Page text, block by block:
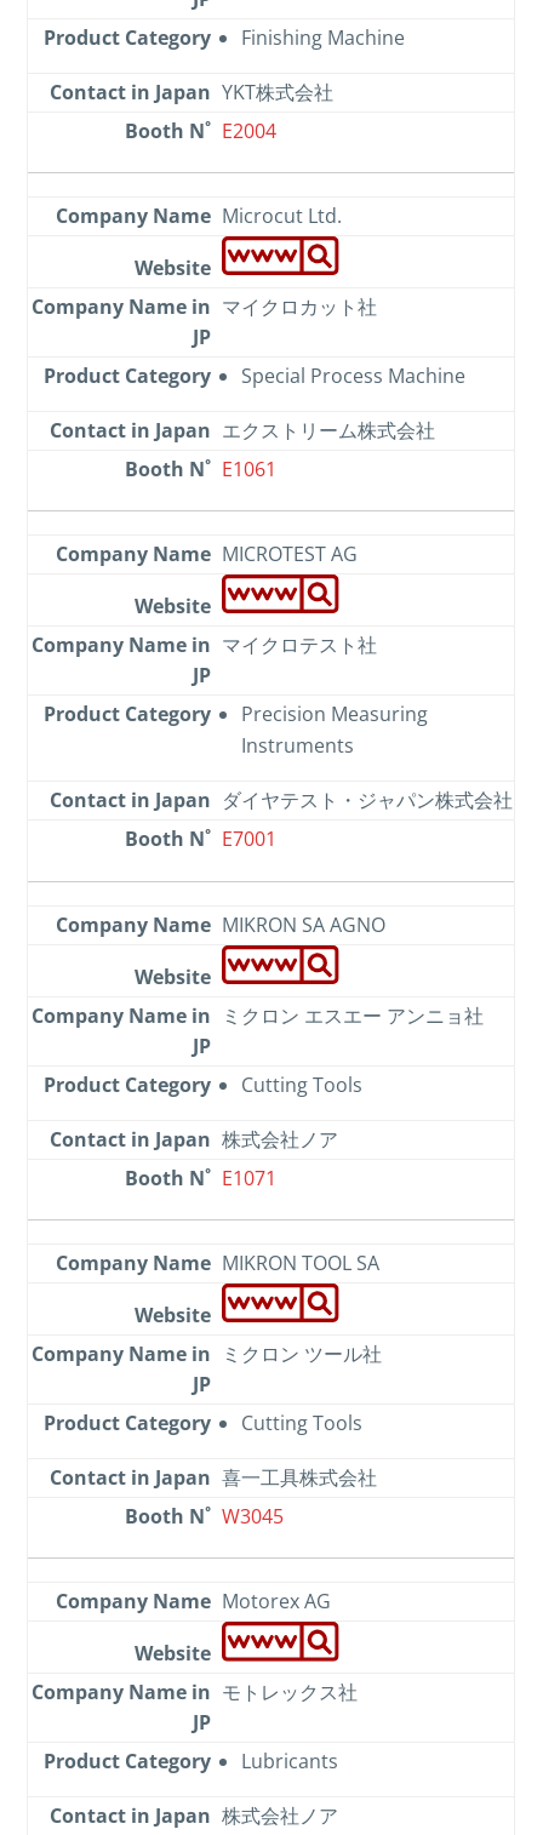
Finishing Machine
YKT株式会社
E2004
Microcut Ltd.
マイクロカット社
Special Process Machine
エクストリーム株式会社
E1061
MICROTEST AG
マイクロテスト社
Precision Measuring
Instruments
ダイヤテスト・ジャパン株式会社
E7001
MIKRON SA AGNO
ミクロン エスエー アンニョ社
Cutting Tools
株式会社ノア
E1071
MIKRON TOOL SA
ミクロン ツール社
Cutting Tools
喜一工具株式会社
W3045
Motorex AG
モトレックス社
Lubricants
株式会社ノア